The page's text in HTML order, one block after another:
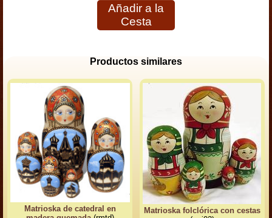
Añadir a la
Cesta
Productos similares
Matrioska de catedral en
Matrioska folclórica con cestas